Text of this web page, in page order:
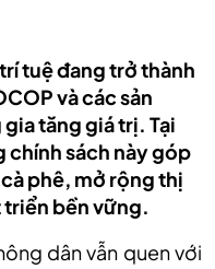
tuệ đang trở thành
và các sản
tăng giá trị. Tại
chính sách này góp
phê, mở rộng thị
bền vững.
dân vẫn quen với